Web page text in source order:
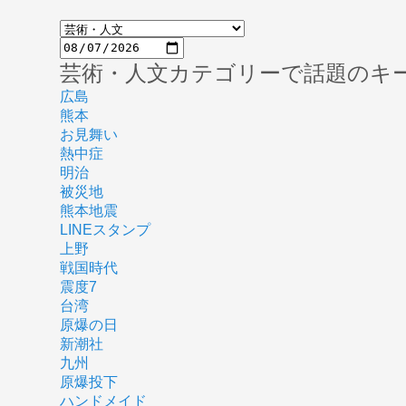
芸術・人文カテゴリーで話題のキ
広島
熊本
お見舞い
熱中症
明治
被災地
熊本地震
LINEスタンプ
上野
戦国時代
震度7
台湾
原爆の日
新潮社
九州
原爆投下
ハンドメイド